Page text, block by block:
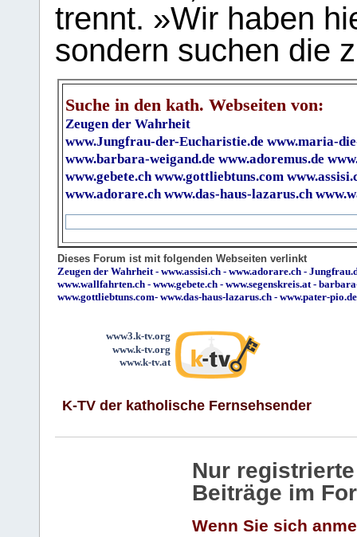
trennt. »Wir haben
sondern suchen die
Suche in den kath. Webseiten von:
Zeugen der Wahrheit
www.Jungfrau-der-Eucharistie.de www.maria-
www.barbara-weigand.de www.adoremus.de
www.gebete.ch www.gottliebtuns.com
www.adorare.ch www.das-haus-lazarus.ch
Dieses Forum ist mit folgenden Webseiten verlinkt
Zeugen der Wahrheit - www.assisi.ch - www.adorare.ch -
www.wallfahrten.ch - www.gebete.ch - www.segenskreis.at -
www.gottliebtuns.com- www.das-haus-lazarus.ch - www.pater-pio.de
www3.k-tv.org
www.k-tv.org
www.k-tv.at
K-TV der katholische Fernsehsender
Nur
Beiträge im
Wenn Sie sich